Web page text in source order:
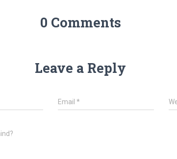
0 Comments
Leave a Reply
Email*